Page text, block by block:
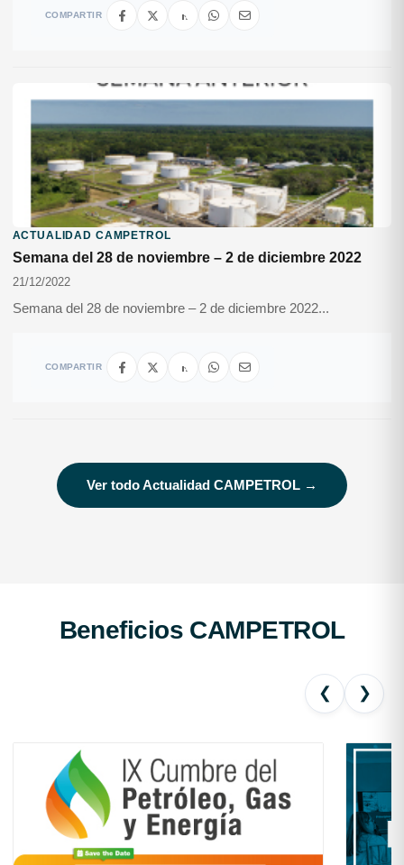
COMPARTIR
ACTUALIDAD CAMPETROL
Semana del 28 de noviembre – 2 de diciembre 2022
21/12/2022
Semana del 28 de noviembre – 2 de diciembre 2022...
COMPARTIR
Ver todo Actualidad CAMPETROL →
Beneficios CAMPETROL
❮ ❯